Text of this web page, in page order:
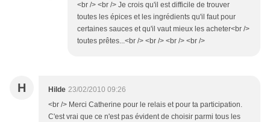
<br /> <br /> Je crois qu'il est difficile de trouver
toutes les épices et les ingrédients qu'il faut pour
certaines sauces et qu'il vaut mieux les acheter<br />
toutes prêtes...<br /> <br /> <br /> <br />
H Hilde 23/02/2010 09:26
<br /> Merci Catherine pour le relais et pour ta participation.
C'est vrai que ce n'est pas évident de choisir parmi tous les